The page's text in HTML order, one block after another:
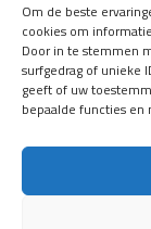
Om de beste
cookies om
Door in te stemmen
surfgedrag of unieke
geeft of uw
bepaalde functies en
Inruil